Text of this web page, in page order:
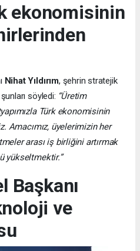
ekonomisinin
Nihat Yıldırım, şehrin stratejik
söyledi: “Üretim
Türk ekonomisinin
Amacımız, üyelerimizin her
arası iş birliğini artırmak
yükseltmektir.”
Başkanı
ve